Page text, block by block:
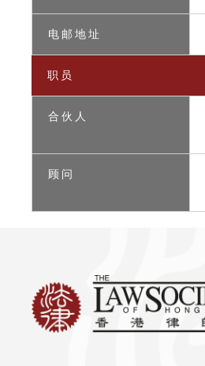
电 邮 地 址
职 员
合 伙 人
顾 问